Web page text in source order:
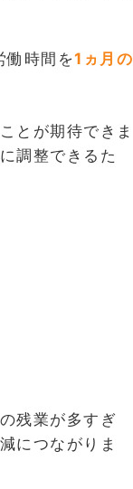
働時間を1ヵ月の
とが期待できま
調整できるた
残業が多すぎ
につながりま